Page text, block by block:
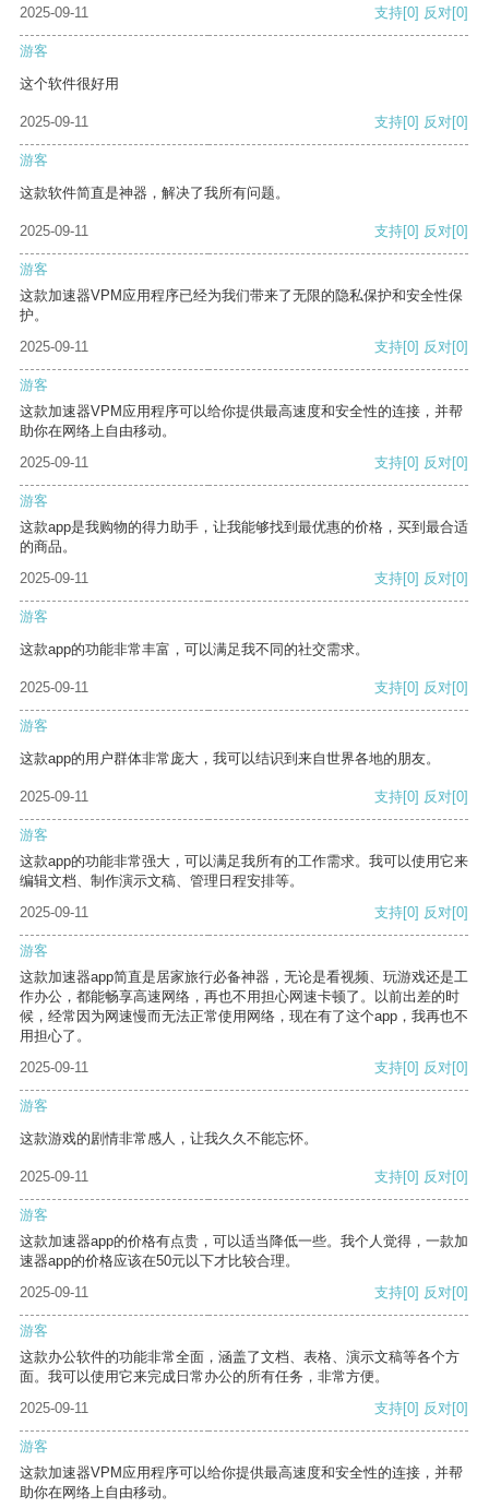
2025-09-11
支持[0] 反对[0]
游客
这个软件很好用
2025-09-11 支持[0] 反对[0]
游客
这款软件简直是神器，解决了我所有问题。
2025-09-11 支持[0] 反对[0]
游客
这款加速器VPM应用程序已经为我们带来了无限的隐私保护和安全性保
护。
2025-09-11
支持[0] 反对[0]
游客
这款加速器VPM应用程序可以给你提供最高速度和安全性的连接，并帮
助你在网络上自由移动。
2025-09-11
支持[0] 反对[0]
游客
这款app是我购物的得力助手，让我能够找到最优惠的价格，买到最合适
的商品。
2025-09-11
支持[0] 反对[0]
游客
这款app的功能非常丰富，可以满足我不同的社交需求。
2025-09-11 支持[0] 反对[0]
游客
这款app的用户群体非常庞大，我可以结识到来自世界各地的朋友。
2025-09-11 支持[0] 反对[0]
游客
这款app的功能非常强大，可以满足我所有的工作需求。我可以使用它来
编辑文档、制作演示文稿、管理日程安排等。
2025-09-11
支持[0] 反对[0]
游客
这款加速器app简直是居家旅行必备神器，无论是看视频、玩游戏还是工
作办公，都能畅享高速网络，再也不用担心网速卡顿了。以前出差的时
候，经常因为网速慢而无法正常使用网络，现在有了这个app，我再也不
用担心了。
2025-09-11
支持[0] 反对[0]
游客
这款游戏的剧情非常感人，让我久久不能忘怀。
2025-09-11 支持[0] 反对[0]
游客
这款加速器app的价格有点贵，可以适当降低一些。我个人觉得，一款加
速器app的价格应该在50元以下才比较合理。
2025-09-11
支持[0] 反对[0]
游客
这款办公软件的功能非常全面，涵盖了文档、表格、演示文稿等各个方
面。我可以使用它来完成日常办公的所有任务，非常方便。
2025-09-11
支持[0] 反对[0]
游客
这款加速器VPM应用程序可以给你提供最高速度和安全性的连接，并帮
助你在网络上自由移动。